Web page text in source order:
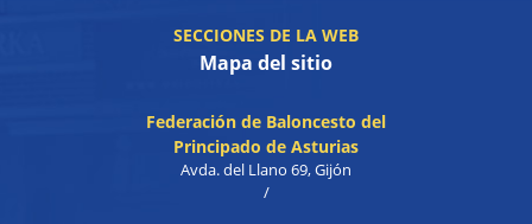
SECCIONES DE LA WEB
Mapa del sitio
Federación de Baloncesto del
Principado de Asturias
Avda. del Llano 69, Gijón
/